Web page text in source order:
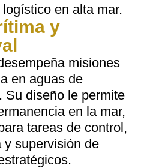
en alta mar.
y
misiones
en aguas de
. Su diseño le permite
en la mar,
tareas de control,
y supervisión de